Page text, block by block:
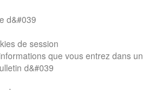
d&#039
de session
que vous entrez dans un
d&#039